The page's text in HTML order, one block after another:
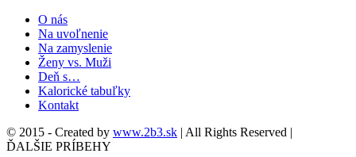
O nás
Na uvoľnenie
Na zamyslenie
Ženy vs. Muži
Deň s…
Kalorické tabuľky
Kontakt
© 2015 - Created by www.2b3.sk | All Rights Reserved |
ĎALŠIE PRÍBEHY